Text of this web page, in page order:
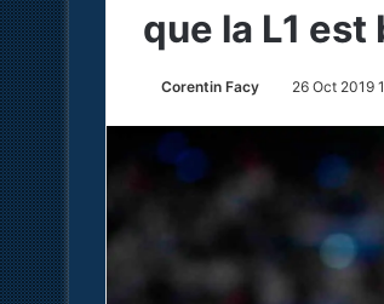
que la L1 est
Corentin Facy 26 Oct 2019